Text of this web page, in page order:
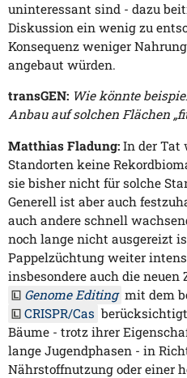
uninteressant sind - dazu
Diskussion ein wenig zu
Konsequenz weniger
angebaut würden.
transGEN: Wie könnte
Anbau auf solchen Flächen
Matthias Fladung: In der Tat
Standorten keine
sie bisher nicht für solche
Generell ist aber auch
auch andere schnell
noch lange nicht ausgereizt
Pappelzüchtung weiter
insbesondere auch die
Genome Editing mit dem
CRISPR/Cas
Bäume - trotz ihrer
lange Jugendphasen - in
Nährstoffnutzung oder einer